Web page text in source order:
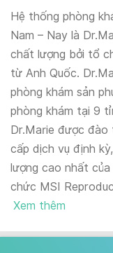
Hệ thống phòng
Nam – Nay là
chất lượng bởi tổ
từ Anh Quốc.
phòng khám sản
phòng khám tại 9
Dr.Marie được đào
cấp dịch vụ định
lượng cao nhất
chức MSI
Xem thêm